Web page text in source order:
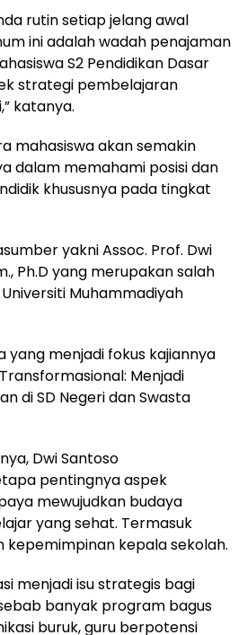
rutin setiap jelang awal
ini adalah wadah penajaman
S2 Pendidikan Dasar
strategi pembelajaran
katanya.
mahasiswa akan semakin
dalam memahami posisi dan
khususnya pada tingkat
yakni Assoc. Prof. Dwi
Ph.D yang merupakan salah
Muhammadiyah
menjadi fokus kajiannya
Menjadi
di SD Negeri dan Swasta
Dwi Santoso
pentingnya aspek
mewujudkan budaya
yang sehat. Termasuk
kepemimpinan kepala sekolah.
menjadi isu strategis bagi
banyak program bagus
buruk, guru berpotensi